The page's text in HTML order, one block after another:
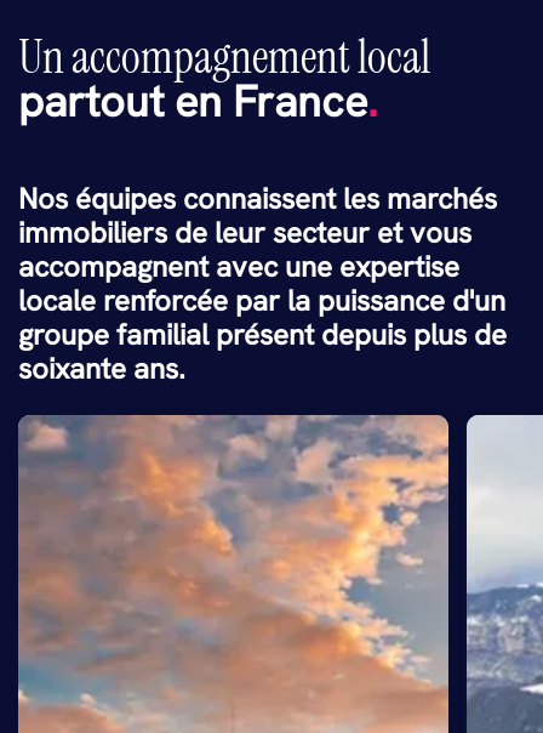
Un accompagnement local
partout en France.
Nos équipes connaissent les marchés
immobiliers de leur secteur et vous
accompagnent avec une expertise
locale renforcée par la puissance d'un
groupe familial présent depuis plus de
soixante ans.